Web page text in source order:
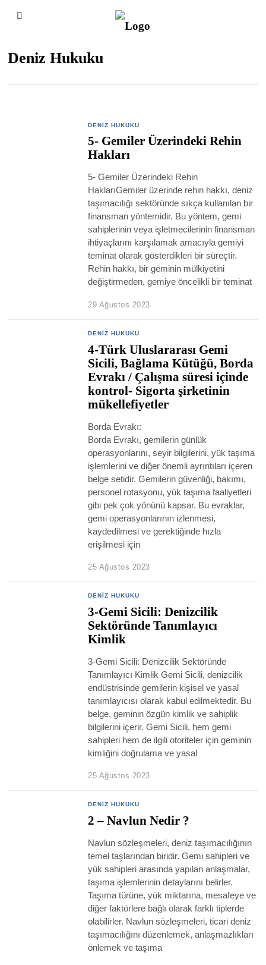
Deniz Hukuku
DENIZ HUKUKU
5- Gemiler Üzerindeki Rehin
Hakları
5- Gemiler Üzerindeki Rehin
HaklarıGemiler üzerinde rehin hakkı, deniz
taşımacılığı sektöründe sıkça kullanılan bir
finansman yöntemidir. Bu yöntem, gemi
sahiplerinin veya işletmecilerinin finansman
ihtiyaçlarını karşılamak amacıyla gemiyi
teminat olarak gösterdikleri bir süreçtir.
Rehin hakkı, bir geminin mülkiyetini
değiştirmeden, gemiye öncelikli bir teminat
29 Ağustos 2023
DENIZ HUKUKU
4-Türk Uluslararası Gemi
Sicili, Bağlama Kütüğü, Borda
Evrakı / Çalışma süresi içinde
kontrol- Sigorta şirketinin
mükellefiyetler
Borda Evrakı:
Borda Evrakı, gemilerin günlük
operasyonlarını, seyir bilgilerini, yük taşıma
işlemlerini ve diğer önemli ayrıntıları içeren
belge setidir. Gemilerin güvenliği, bakımı,
personel rotasyonu, yük taşıma faaliyetleri
gibi pek çok yönünü kapsar. Bu evraklar,
gemi operasyonlarının izlenmesi,
kaydedilmesi ve gerektiğinde hızla
erişilmesi için
25 Ağustos 2023
DENIZ HUKUKU
3-Gemi Sicili: Denizcilik
Sektöründe Tanımlayıcı
Kimlik
3-Gemi Sicili: Denizcilik Sektöründe
Tanımlayıcı Kimlik Gemi Sicili, denizcilik
endüstrisinde gemilerin kişisel ve yasal
tanımlayıcısı olarak kabul edilmektedir. Bu
belge, geminin özgün kimlik ve sahiplik
bilgilerini içerir. Gemi Sicili, hem gemi
sahipleri hem de ilgili otoriteler için geminin
kimliğini doğrulama ve yasal
25 Ağustos 2023
DENIZ HUKUKU
2 – Navlun Nedir ?
Navlun sözleşmeleri, deniz taşımacılığının
temel taşlarından biridir. Gemi sahipleri ve
yük sahipleri arasında yapılan anlaşmalar,
taşıma işlemlerinin detaylarını belirler.
Taşıma türüne, yük miktarına, mesafeye ve
diğer faktörlere bağlı olarak farklı tiplerde
olabilirler. Navlun sözleşmeleri, ticari deniz
taşımacılığını düzenlemek, anlaşmazlıkları
önlemek ve taşıma